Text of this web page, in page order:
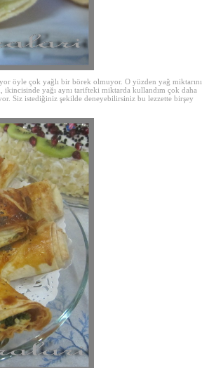
öyle çok yağlı bir börek olmuyor. O yüzden yağ miktarını
ikincisinde yağı aynı tarifteki miktarda kullandım çok daha
Siz istediğiniz şekilde deneyebilirsiniz bu lezzette birşey